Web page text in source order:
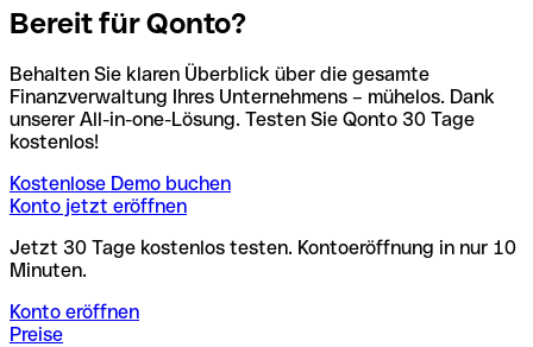
Bereit für Qonto?
Behalten Sie klaren Überblick über die gesamte
Finanzverwaltung Ihres Unternehmens – mühelos. Dank
unserer All-in-one-Lösung. Testen Sie Qonto 30 Tage
kostenlos!
Kostenlose Demo buchen
Konto jetzt eröffnen
Jetzt 30 Tage kostenlos testen. Kontoeröffnung in nur 10
Minuten.
Konto eröffnen
Preise